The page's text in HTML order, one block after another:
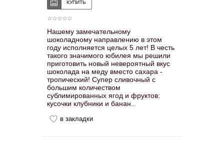
Нашему замечательному
шоколадному направлению в этом
году исполняется целых 5 лет! В честь
такого значимого юбилея мы решили
приготовить новый невероятный вкус
шоколада на меду вместо сахара -
тропический! Супер сливочный с
большим количеством
сублимированных ягод и фруктов:
кусочки клубники и банан..
в закладки